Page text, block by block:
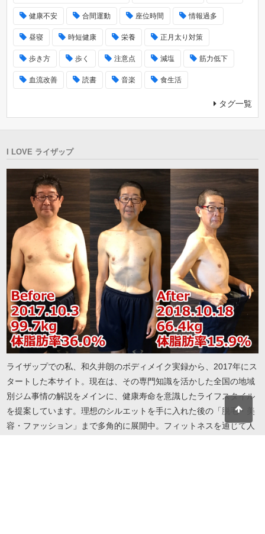
健康不安 合間運動 座位時間 情報過多
昼寝 時短健康 栄養 正月太り対策
歩き方 歩く 注意点 減塩 筋力低下
血流改善 読書 音楽 食生活
タグ一覧
I LOVE ライザップ
ライザップでの私、和久井朗のボディメイク実録から、2017年にス
タートした本サイト。現在は、その専門知識を活かした全国の地域
別ジム事情の解説をメインに、健康寿命を意識したライフスタイル
を提案しています。理想のシルエットを手に入れた後の「脱毛・美
容・ファッション」まで多角的に展開中。フィットネスを通じて人